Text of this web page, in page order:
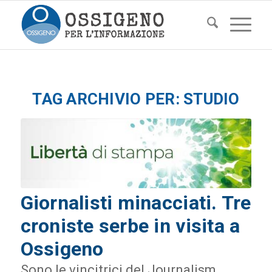
TAG ARCHIVIO PER: STUDIO
Giornalisti minacciati. Tre
croniste serbe in visita a
Ossigeno